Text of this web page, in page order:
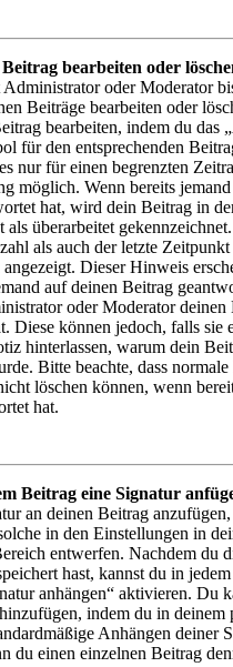
bearbeiten oder
oder Moderator
Beiträge bearbeiten oder
bearbeiten, indem du das
für den entsprechenden
nur für einen begrenzten
möglich. Wenn bereits
hat, wird dein Beitrag in
als überarbeitet
als auch der letzte Zeitpunkt
Dieser Hinweis
auf deinen Beitrag
oder Moderator deinen
Diese können jedoch, falls sie
hinterlassen, warum dein
Bitte beachte, dass
löschen können, wenn
hat.
Beitrag eine Signatur
an deinen Beitrag anzufügen,
in den Einstellungen in
entwerfen. Nachdem du
hast, kannst du in
anhängen“ aktivieren. Du
indem du in deinem
Anhängen deiner
du einen einzelnen Beitrag